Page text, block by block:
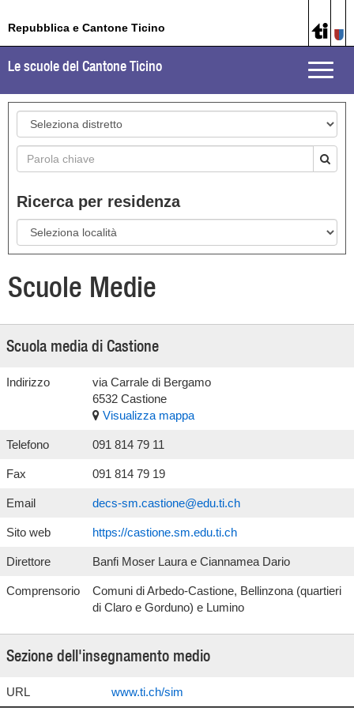
Repubblica e Cantone Ticino
Toggle
Le scuole del Cantone Ticino
Ricerca per residenza
Scuole Medie
Scuola media di Castione
Indirizzo
via Carrale di Bergamo
6532 Castione
Visualizza mappa
Telefono 091 814 79 11
Fax 091 814 79 19
Email decs-sm.castione@edu.ti.ch
Sito web https://castione.sm.edu.ti.ch
Direttore Banfi Moser Laura e Ciannamea Dario
Comprensorio
Comuni di Arbedo-Castione, Bellinzona (quartieri
di Claro e Gorduno) e Lumino
Sezione dell'insegnamento medio
URL www.ti.ch/sim